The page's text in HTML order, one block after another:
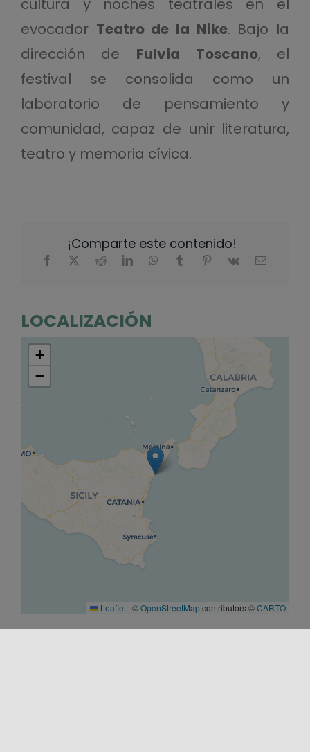
cultura y noches teatrales en el
evocador Teatro de la Nike. Bajo la
dirección de Fulvia Toscano, el
festival se consolida como un
laboratorio de pensamiento y
comunidad, capaz de unir literatura,
teatro y memoria cívica.
¡Comparte este contenido!
LOCALIZACIÓN
+
−
Leaflet | ©OpenStreetMapcontributors ©CARTO
COMIENZO